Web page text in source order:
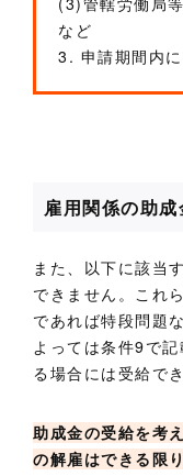
など
3. 申請期間内
雇用関係の助
また、以下に該当
できません。これ
であれば特段問題
よっては条件9で
る場合には受給で
助成金の受給を考
の解雇はできる限